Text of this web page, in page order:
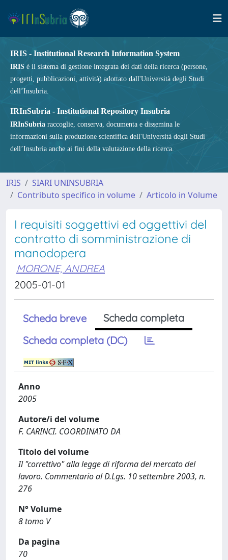
IRIS - Institutional Research Information System
IRIS è il sistema di gestione integrata dei dati della ricerca (persone,
progetti, pubblicazioni, attività) adottato dall'Università degli Studi
dell’Insubria.
IRInSubria - Institutional Repository Insubria
IRInSubria raccoglie, conserva, documenta e dissemina le
informazioni sulla produzione scientifica dell'Università degli Studi
dell’Insubria anche ai fini della valutazione della ricerca.
IRIS
SIARI UNINSUBRIA
Contributo specifico in volume
Articolo in Volume
I requisiti soggettivi ed oggettivi del
contratto di somministrazione di
manodopera
MORONE, ANDREA
2005-01-01
Scheda breve
Scheda completa
Scheda completa (DC)
Anno
2005
Autore/i del volume
F. CARINCI. COORDINATO DA
Titolo del volume
Il "correttivo" alla legge di riforma del mercato del
lavoro. Commentario al D.Lgs. 10 settembre 2003, n.
276
N° Volume
8 tomo V
Da pagina
70